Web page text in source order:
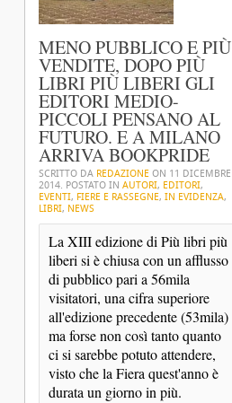
MENO PUBBLICO E PIÙ
VENDITE, DOPO PIÙ
LIBRI PIÙ LIBERI GLI
EDITORI MEDIO-
PICCOLI PENSANO AL
FUTURO. E A MILANO
ARRIVA BOOKPRIDE
SCRITTO DA REDAZIONE ON 11 DICEMBRE
2014. POSTATO IN AUTORI, EDITORI,
EVENTI, FIERE E RASSEGNE, IN EVIDENZA,
LIBRI, NEWS
La XIII edizione di Più libri più
liberi si è chiusa con un afflusso
di pubblico pari a 56mila
visitatori, una cifra superiore
all'edizione precedente (53mila)
ma forse non così tanto quanto
ci si sarebbe potuto attendere,
visto che la Fiera quest'anno è
durata un giorno in più.